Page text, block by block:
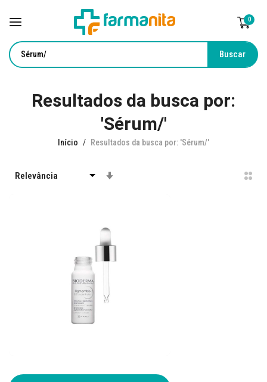
Buscar
0
Resultados da busca por:
'Sérum/'
Início Resultados da busca por: 'Sérum/'